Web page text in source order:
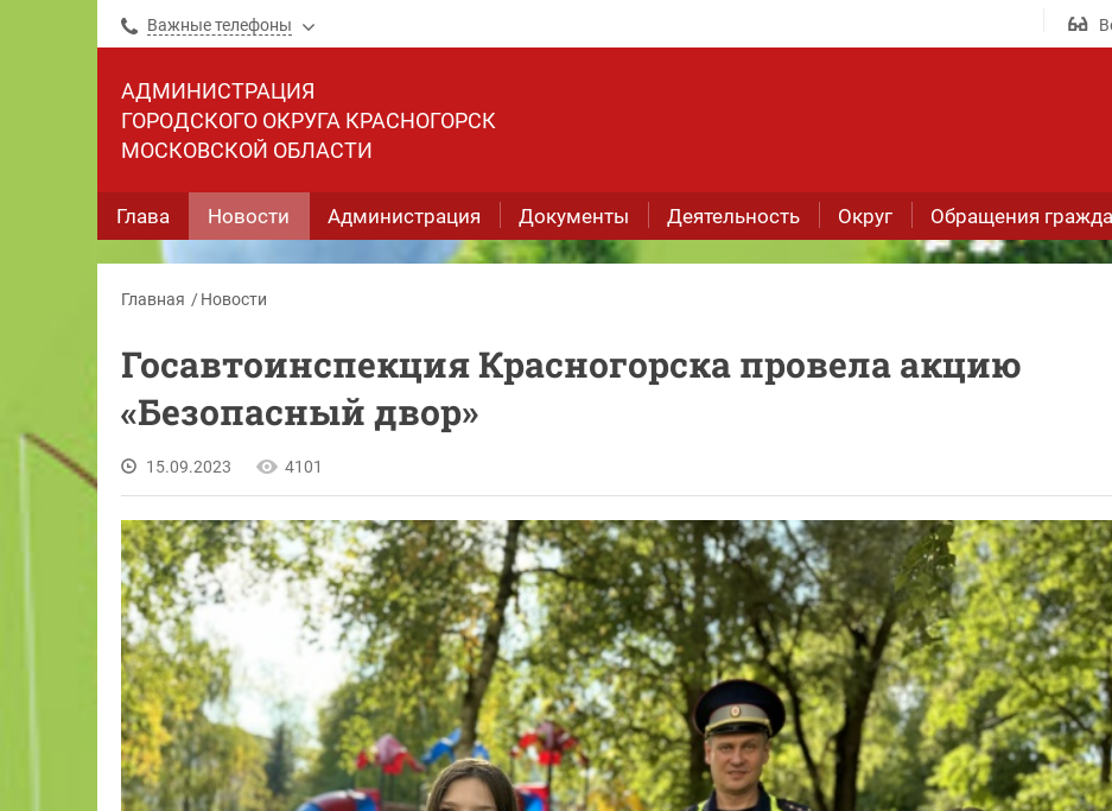
Важные телефоны
АДМИНИСТРАЦИЯ
ГОРОДСКОГО ОКРУГА КРАСНОГОРСК
МОСКОВСКОЙ ОБЛАСТИ
Глава Новости Администрация Документы Деятельность Округ Обращения
Главная Новости
Госавтоинспекция Красногорска провела акцию
«Безопасный двор»
15.09.2023 4101